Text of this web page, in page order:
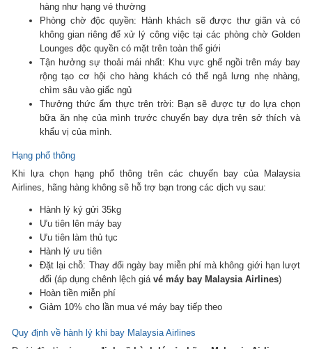
hàng như hạng vé thường
Phòng chờ độc quyền: Hành khách sẽ được thư giãn và có
không gian riêng để xử lý công việc tại các phòng chờ Golden
Lounges độc quyền có mặt trên toàn thế giới
Tận hưởng sự thoải mái nhất: Khu vực ghế ngồi trên máy bay
rộng tạo cơ hội cho hàng khách có thể ngả lưng nhẹ nhàng,
chìm sâu vào giấc ngủ
Thưởng thức ẩm thực trên trời: Bạn sẽ được tự do lựa chọn
bữa ăn nhẹ của mình trước chuyến bay dựa trên sở thích và
khẩu vị của mình.
Hạng phổ thông
Khi lựa chọn hạng phổ thông trên các chuyến bay của Malaysia
Airlines, hãng hàng không sẽ hỗ trợ bạn trong các dịch vụ sau:
Hành lý ký gửi 35kg
Ưu tiên lên máy bay
Ưu tiên làm thủ tục
Hành lý ưu tiên
Đặt lại chỗ: Thay đổi ngày bay miễn phí mà không giới hạn lượt
đổi (áp dụng chênh lệch giávé máy bay Malaysia Airlines)
Hoàn tiền miễn phí
Giảm 10% cho lần mua vé máy bay tiếp theo
Quy định về hành lý khi bay Malaysia Airlines